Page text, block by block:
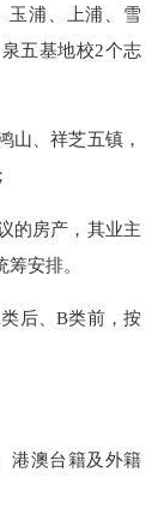
浦、上浦、雪
五基地校2个志
、祥芝五镇，
房产，其业主
安排。
后、B类前，按
澳台籍及外籍